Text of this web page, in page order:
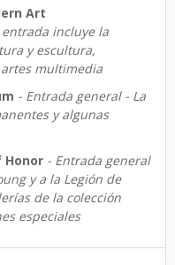
Art
incluye la
y escultura,
multimedia
- Entrada general - La
y algunas
Honor - Entrada general
y a la Legión de
de la colección
especiales